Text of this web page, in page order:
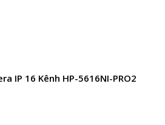
IP 16 Kênh HP-5616NI-PRO2